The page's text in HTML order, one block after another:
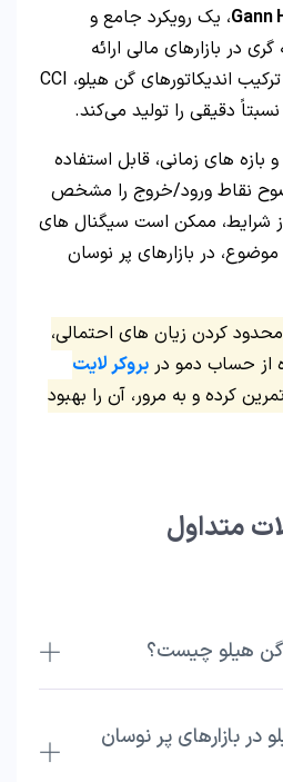
، یک رویکرد جامع و
در بازارهای مالی ارائه
می‌دهد. این استراتژی با ترکیب اندیکاتورهای گن هیلو، CCI
نسبتاً دقیقی را تولید می‌کند.
بازه های زمانی، قابل استفاده
وضوح نقاط ورود/خروج را مشخص
شرایط، ممکن است سیگنال های
در بازارهای پر نوسان
کردن زیان های احتمالی،
از حساب دمو در بروکر لایت
کرده و به مرور، آن را بهبود
متداول
گن هیلو چیست؟
در بازارهای پر نوسان